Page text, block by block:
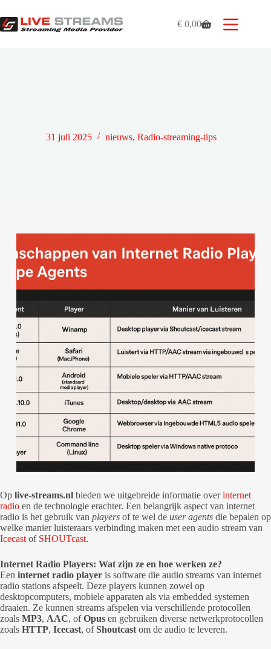
naar
de
Winkelwagen
€ 0,00
31 juli 2025 nieuws,Radio-streaming-tips
Op live-streams.nl bieden we uitgebreide informatie overinternet
radio en de technologie erachter. Een belangrijk aspect van internet
radio is het gebruik van players of te wel de user agents die bepalen op
welke manier luisteraars verbinding maken met een audio stream van
Icecast of SHOUTcast.
Internet Radio Players: Wat zijn ze en hoe werken ze?
Een internet radio player is software die audio streams van internet
radio stations afspeelt. Deze players kunnen zowel op
desktopcomputers, mobiele apparaten als via embedded systemen
draaien. Ze kunnen streams afspelen via verschillende protocollen
zoals MP3, AAC, ofOpus en gebruiken diverse netwerkprotocollen
zoals HTTP, Icecast, ofShoutcast om de audio te leveren.